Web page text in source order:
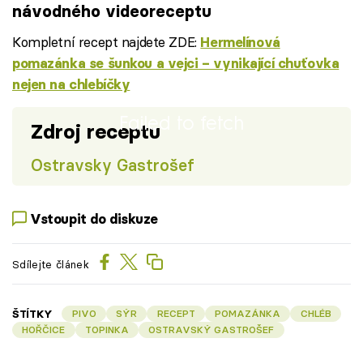
návodného videoreceptu
Kompletní recept najdete ZDE: Hermelínová
pomazánka se šunkou a vejci – vynikající chuťovka
nejen na chlebíčky
Failed to fetch
Zdroj receptu
Ostravsky Gastrošef
Vstoupit do diskuze
Sdílejte článek
ŠTÍTKY PIVO SÝR RECEPT POMAZÁNKA
CHLÉB
HOŘČICE
TOPINKA OSTRAVSKÝ GASTROŠEF